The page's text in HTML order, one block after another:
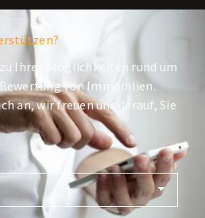
Ihren Möglichkeiten rund um
von Immobilien.
an, wir freuen uns darauf, Sie